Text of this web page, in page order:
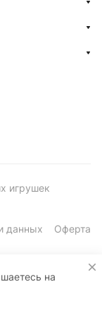
игрушек
данных Оферта
на